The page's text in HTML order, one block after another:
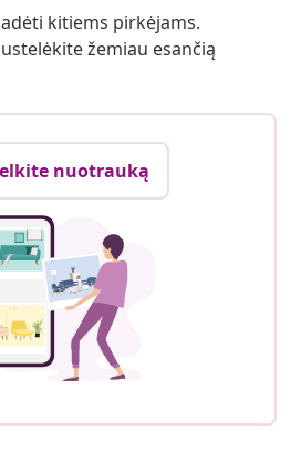
kitiems pirkėjams.
žemiau esančią
nuotrauką